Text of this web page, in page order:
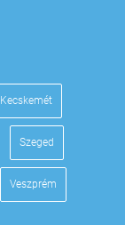
Kecskemét
Szeged
Veszprém